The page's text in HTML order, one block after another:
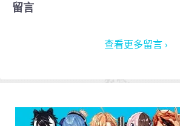
留言
查看更多留言 ›